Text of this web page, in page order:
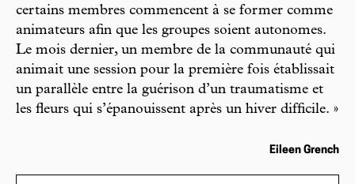
certains membres commencent à se former comme
animateurs afin que les groupes soient autonomes.
Le mois dernier, un membre de la communauté qui
animait une session pour la première fois établissait
un parallèle entre la guérison d’un traumatisme et
les fleurs qui s’épanouissent après un hiver difficile. »
Eileen Grench